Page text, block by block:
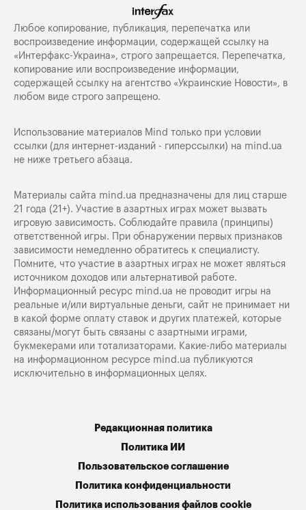
Любое копирование, публикация, перепечатка или
воспроизведение информации, содержащей ссылку на
«Интерфакс-Украина», строго запрещается. Перепечатка,
копирование или воспроизведение информации,
содержащей ссылку на агентство «Украинские Новости», в
любом виде строго запрещено.
Использование материалов Mind только при условии
ссылки (для интернет-изданий - гиперссылки) на mind.ua
не ниже третьего абзаца.
Материалы сайта mind.ua предназначены для лиц старше
21 года (21+). Участие в азартных играх может вызвать
игровую зависимость. Соблюдайте правила (принципы)
ответственной игры. При обнаружении первых признаков
зависимости немедленно обратитесь к специалисту.
Помните, что участие в азартных играх не может являться
источником доходов или альтернативой работе.
Информационный ресурс mind.ua не проводит игры на
реальные и/или виртуальные деньги, сайт не принимает ни
в какой форме оплату ставок и других платежей, которые
связаны/могут быть связаны с азартными играми,
букмекерами или тотализаторами. Какие-либо материалы
на информационном ресурсе mind.ua публикуются
исключительно в информационных целях.
Редакционная политика
Политика ИИ
Пользовательское соглашение
Политика конфиденциальности
Политика использования файлов cookie